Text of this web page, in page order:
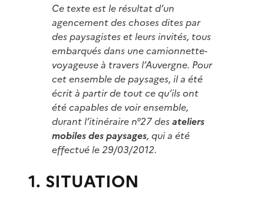
Ce texte est le résultat d’un
agencement des choses dites par
des paysagistes et leurs invités, tous
embarqués dans une camionnette-
voyageuse à travers l’Auvergne. Pour
cet ensemble de paysages, il a été
écrit à partir de tout ce qu’ils ont
été capables de voir ensemble,
durant l’itinéraire n°27 desateliers
mobiles des paysages, qui a été
effectué le 29/03/2012.
1. SITUATION